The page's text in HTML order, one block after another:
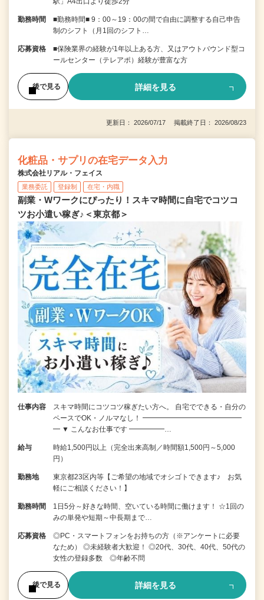
勤務時間
■勤務時間■ 9：00～19：00の間で自由に調整する自己申告
制のシフト（月1回のシフト…
応募資格
■保険業界の経験が1年以上ある方、又はアウトバウンド型コ
ールセンター（テレアポ）経験が豊富な方
後で見る 詳細を見る
更新日： 2026/07/17 掲載終了日： 2026/08/23
化粧品・サプリの在宅データ入力
株式会社リアル・フェイス
業務委託 登録制 在宅・内職
副業・Wワークにぴったり！スキマ時間に自宅でコツコ
ツお小遣い稼ぎ♪＜東京都＞
仕事内容
スキマ時間にコツコツ稼ぎたい方へ。 自宅でできる・自分の
ペースでOK・ノルマなし！ ━━━━━━━━━━━━━━
━ ▼ こんなお仕事です ━━━━━…
給与
時給1,500円以上（完全出来高制／時間額1,500円～5,000
円）
勤務地
東京都23区内等【ご希望の地域でオシゴトできます♪ お気
軽にご相談ください！】
勤務時間
1日5分～好きな時間、空いている時間に働けます！ ☆1回の
みの単発や短期～中長期まで…
応募資格
◎PC・スマートフォンをお持ちの方（※アンケートに必要
なため） ◎未経験者大歓迎！ ◎20代、30代、40代、50代の
女性の登録多数 ◎年齢不問
後で見る 詳細を見る